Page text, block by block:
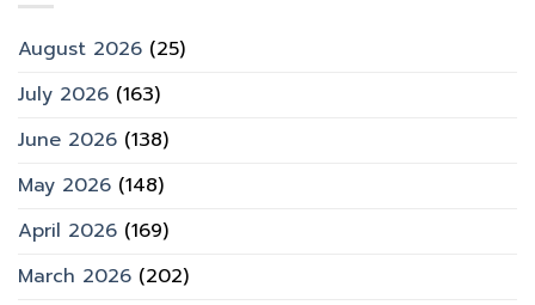
August 2026 (25)
July 2026 (163)
June 2026 (138)
May 2026 (148)
April 2026 (169)
March 2026 (202)